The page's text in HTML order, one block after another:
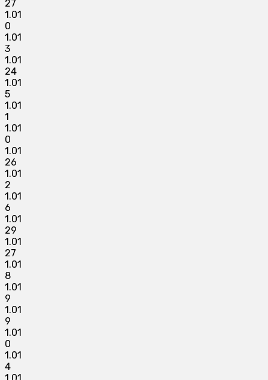
27
1.01
0
1.01
3
1.01
24
1.01
5
1.01
1
1.01
0
1.01
26
1.01
2
1.01
6
1.01
29
1.01
27
1.01
8
1.01
9
1.01
9
1.01
0
1.01
4